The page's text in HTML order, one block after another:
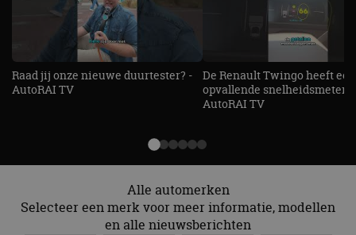
Raad jij onze nieuwe duurtester? -
AutoRAI TV
De Renault Twingo heeft een
opvallende snelheidsmeter! -
AutoRAI TV
Alle automerken
Selecteer een merk voor meer informatie, modellen
en alle nieuwsberichten
op basis
adres van
te
essentieel
CookieScriptConsent
CookieScript
autorai.nl
Cookie-
Google Privacy Policy